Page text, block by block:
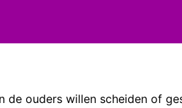
de ouders willen scheiden of